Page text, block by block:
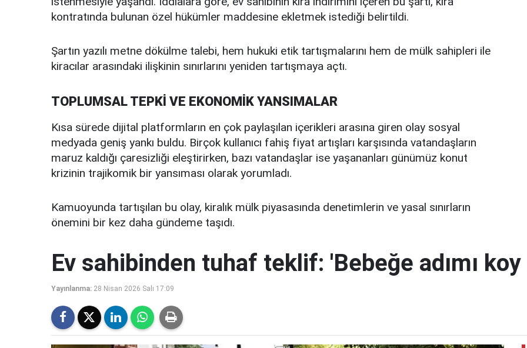
kontratında bulunan özel hükümler maddesine ekletmek istediği belirtildi.
Şartın yazılı metne dökülme talebi, hem hukuki etik tartışmalarını hem de mülk sahipleri ile
kiracılar arasındaki ilişkinin sınırlarını yeniden tartışmaya açtı.
TOPLUMSAL TEPKİ VE EKONOMİK YANSIMALAR
Kısa sürede dijital platformların en çok paylaşılan içerikleri arasına giren olay sosyal
medyada geniş yankı buldu. Birçok kullanıcı fahiş fiyat artışları karşısında vatandaşların
maruz kaldığı çaresizliği eleştirirken, bazı vatandaşlar ise yaşananları günümüz konut
krizinin trajikomik bir yansıması olarak yorumladı.
Kamuoyunda tartışılan bu olay, kiralık mülk piyasasında denetimlerin ve yasal sınırların
önemini bir kez daha gündeme taşıdı.
Ev sahibinden tuhaf teklif: 'Bebeğe adımı
Yayınlanma: 28 Nisan 2026 Salı 17:09